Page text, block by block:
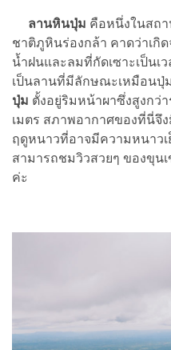
ลานหินปุ่ม คือหนึ่งในสถ
ชาติภูหินร่องกล้า คาดว่าเกิ
น้ำฝนและลมที่กัดเซาะเป็นเ
เป็นลานที่มีลักษณะเหมือนปุ่
ปุ่ม ตั้งอยู่ริมหน้าผาซึ่งสูงกว่
เมตร สภาพอากาศของที่นี่จึ
ฤดูหนาวที่อาจมีความหนาว
สามารถชมวิวสวยๆ ของขุน
ค่ะ